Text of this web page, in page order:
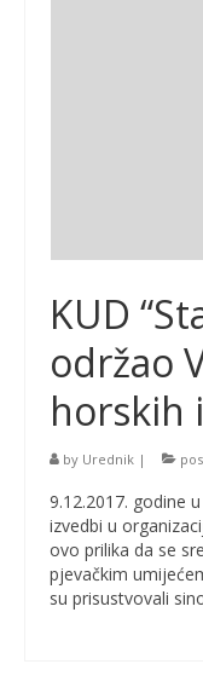
KUD
održao
horskih
by Urednik |
9.12.2017. godine
izvedbi u
ovo prilika da se
pjevačkim
su prisustvovali